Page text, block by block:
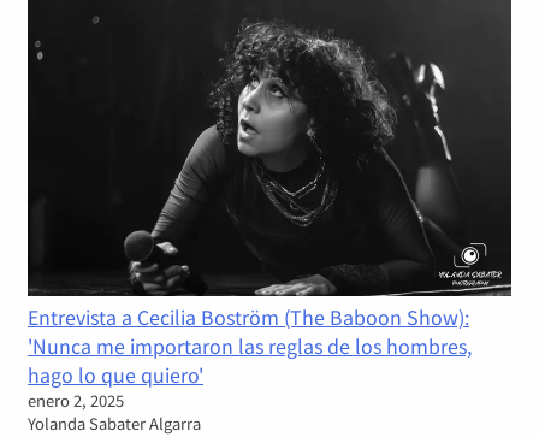
Entrevista a Cecilia Boström (The Baboon Show):
'Nunca me importaron las reglas de los hombres,
hago lo que quiero'
enero 2, 2025
Yolanda Sabater Algarra